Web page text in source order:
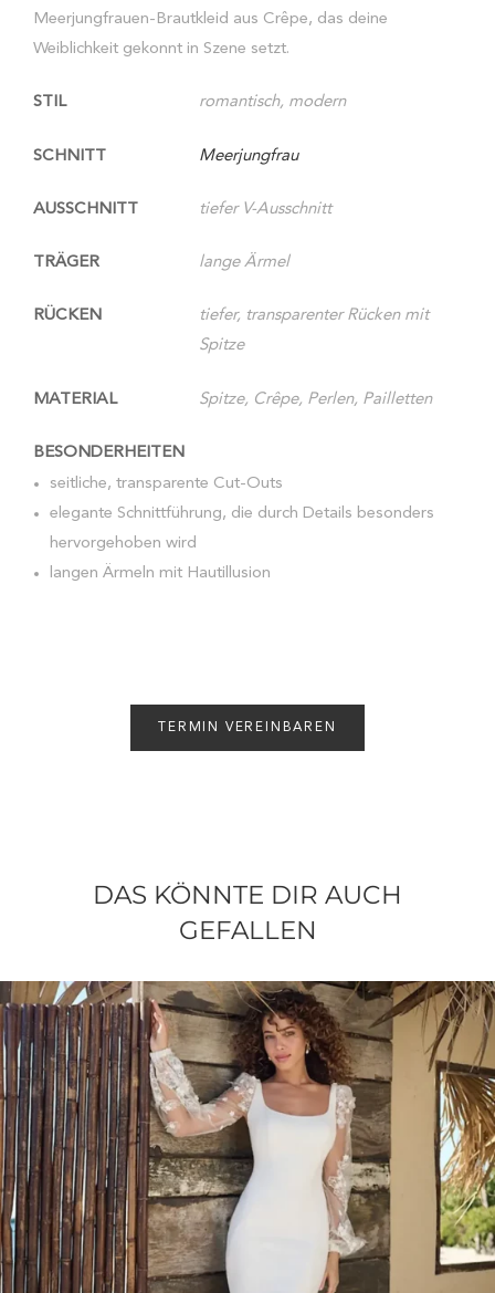
Meerjungfrauen-Brautkleid aus Crêpe, das deine
Weiblichkeit gekonnt in Szene setzt.
STIL romantisch, modern
SCHNITT Meerjungfrau
AUSSCHNITT tiefer V-Ausschnitt
TRÄGER lange Ärmel
RÜCKEN
tiefer, transparenter Rücken mit
Spitze
MATERIAL Spitze, Crêpe, Perlen, Pailletten
BESONDERHEITEN
seitliche, transparente Cut-Outs
elegante Schnittführung, die durch Details besonders
hervorgehoben wird
langen Ärmeln mit Hautillusion
TERMIN VEREINBAREN
DAS KÖNNTE DIR AUCH
GEFALLEN